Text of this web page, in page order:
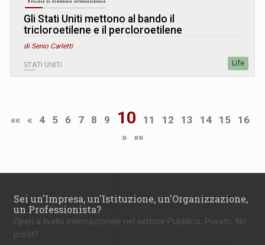
Gli Stati Uniti mettono al bando il
tricloroetilene e il percloroetilene
di Senio Carletti
STATI UNITI Life
«« « 4 5 6 7 8 9 10 11 12 13 14 15
16
»
»»
Sei un'Impresa, un'Istituzione, un'Organizzazione,
un Professionista?
Operi a livello internazionale nel settore Pubblico, Privato, No-
profit?